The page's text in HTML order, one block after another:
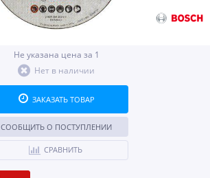
Не указана цена за 1
Нет в наличии
ЗАКАЗАТЬ ТОВАР
СООБЩИТЬ О ПОСТУПЛЕНИИ
СРАВНИТЬ